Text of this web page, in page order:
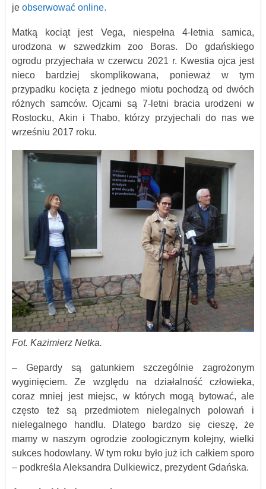
je obserwować online.
Matką kociąt jest Vega, niespełna 4-letnia samica,
urodzona w szwedzkim zoo Boras. Do gdańskiego
ogrodu przyjechała w czerwcu 2021 r. Kwestia ojca jest
nieco bardziej skomplikowana, ponieważ w tym
przypadku kocięta z jednego miotu pochodzą od dwóch
różnych samców. Ojcami są 7-letni bracia urodzeni w
Rostocku, Akin i Thabo, którzy przyjechali do nas we
wrześniu 2017 roku.
Fot. Kazimierz Netka.
– Gepardy są gatunkiem szczególnie zagrożonym
wyginięciem. Ze względu na działalność człowieka,
coraz mniej jest miejsc, w których mogą bytować, ale
często też są przedmiotem nielegalnych polowań i
nielegalnego handlu. Dlatego bardzo się cieszę, że
mamy w naszym ogrodzie zoologicznym kolejny, wielki
sukces hodowlany. W tym roku było już ich całkiem sporo
– podkreśla Aleksandra Dulkiewicz, prezydent Gdańska.